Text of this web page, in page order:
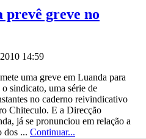
greve no
14:59
uma greve em Luanda para
sindicato, uma série de
no caderno reivindicativo
Chiteculo. E a Direcção
já se pronunciou em relação a
dos ... Continuar...